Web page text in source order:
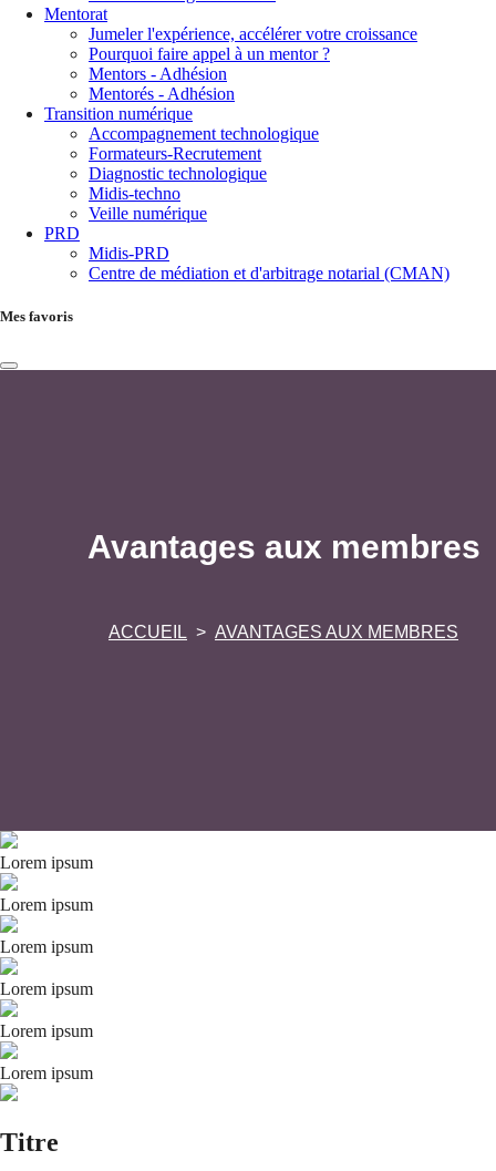
Mentorat
Jumeler l'expérience, accélérer votre croissance
Pourquoi faire appel à un mentor ?
Mentors - Adhésion
Mentorés - Adhésion
Transition numérique
Accompagnement technologique
Formateurs-Recrutement
Diagnostic technologique
Midis-techno
Veille numérique
PRD
Midis-PRD
Centre de médiation et d'arbitrage notarial (CMAN)
Mes favoris
Avantages aux membres
ACCUEIL AVANTAGES AUX MEMBRES
Lorem ipsum
Lorem ipsum
Lorem ipsum
Lorem ipsum
Lorem ipsum
Lorem ipsum
Titre